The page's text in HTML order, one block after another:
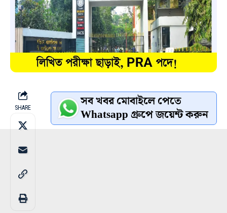
SHARE সব খবর মোবাইলে পেতে
Whatsapp গ্রুপে জয়েন্ট করুন